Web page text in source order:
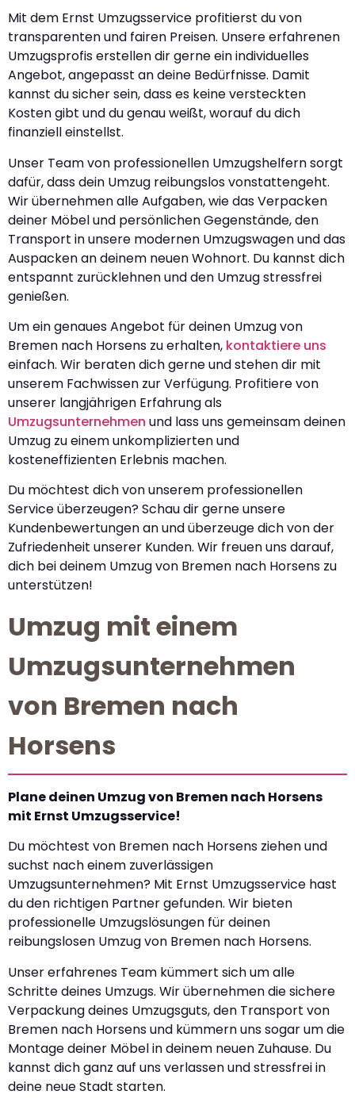
Mit dem Ernst Umzugsservice profitierst du von
transparenten und fairen Preisen. Unsere erfahrenen
Umzugsprofis erstellen dir gerne ein individuelles
Angebot, angepasst an deine Bedürfnisse. Damit
kannst du sicher sein, dass es keine versteckten
Kosten gibt und du genau weißt, worauf du dich
finanziell einstellst.
Unser Team von professionellen Umzugshelfern sorgt
dafür, dass dein Umzug reibungslos vonstattengeht.
Wir übernehmen alle Aufgaben, wie das Verpacken
deiner Möbel und persönlichen Gegenstände, den
Transport in unsere modernen Umzugswagen und das
Auspacken an deinem neuen Wohnort. Du kannst dich
entspannt zurücklehnen und den Umzug stressfrei
genießen.
Um ein genaues Angebot für deinen Umzug von
Bremen nach Horsens zu erhalten, kontaktiere uns
einfach. Wir beraten dich gerne und stehen dir mit
unserem Fachwissen zur Verfügung. Profitiere von
unserer langjährigen Erfahrung als
Umzugsunternehmen und lass uns gemeinsam deinen
Umzug zu einem unkomplizierten und
kosteneffizienten Erlebnis machen.
Du möchtest dich von unserem professionellen
Service überzeugen? Schau dir gerne unsere
Kundenbewertungen an und überzeuge dich von der
Zufriedenheit unserer Kunden. Wir freuen uns darauf,
dich bei deinem Umzug von Bremen nach Horsens zu
unterstützen!
Umzug mit einem
Umzugsunternehmen
von Bremen nach
Horsens
Plane deinen Umzug von Bremen nach Horsens
mit Ernst Umzugsservice!
Du möchtest von Bremen nach Horsens ziehen und
suchst nach einem zuverlässigen
Umzugsunternehmen? Mit Ernst Umzugsservice hast
du den richtigen Partner gefunden. Wir bieten
professionelle Umzugslösungen für deinen
reibungslosen Umzug von Bremen nach Horsens.
Unser erfahrenes Team kümmert sich um alle
Schritte deines Umzugs. Wir übernehmen die sichere
Verpackung deines Umzugsguts, den Transport von
Bremen nach Horsens und kümmern uns sogar um die
Montage deiner Möbel in deinem neuen Zuhause. Du
kannst dich ganz auf uns verlassen und stressfrei in
deine neue Stadt starten.